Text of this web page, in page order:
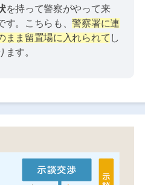
を持って警察がやって来
す。こちらも、警察署に連
まま留置場に入れられて し
ます。